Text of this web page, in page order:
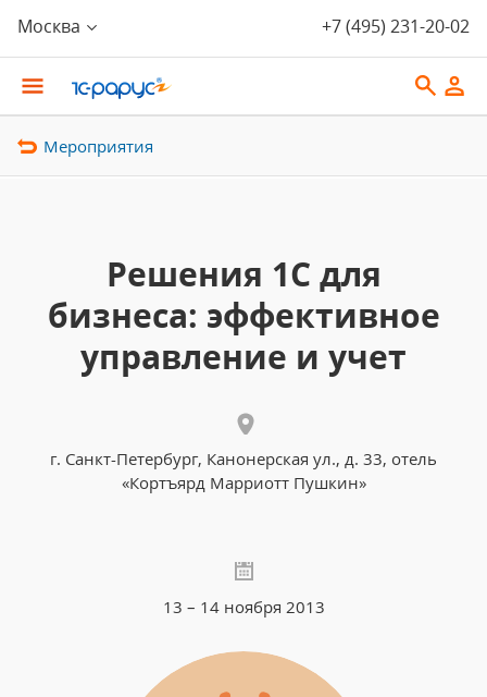
Москва +7 (495) 231-20-02
Мероприятия
Решения 1С для
бизнеса: эффективное
управление и учет
г. Санкт-Петербург, Канонерская ул., д. 33, отель
«Кортъярд Марриотт Пушкин»
13 – 14 ноября 2013